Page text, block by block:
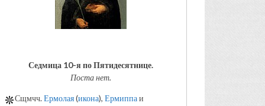
Седмица 10-я по Пятидесятнице.
Поста нет.
Сщмчч.Ермолая(икона), Ермиппаи